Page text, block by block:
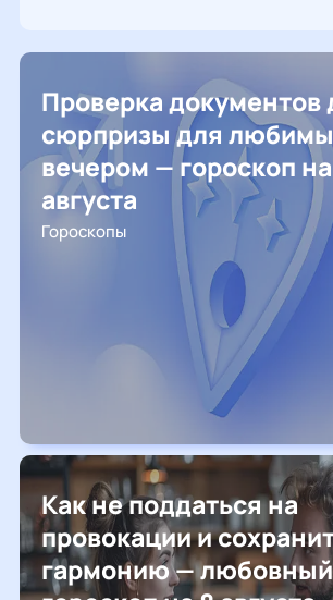
Проверка документов
сюрпризы для
вечером — гороскоп
августа
Гороскопы
Как не поддаться на
провокации и
гармонию — любовный